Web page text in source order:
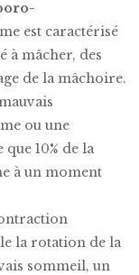
est caractérisé
à mâcher, des
de la mâchoire.
ou une
10% de la
à un moment
la rotation de la
sommeil, un